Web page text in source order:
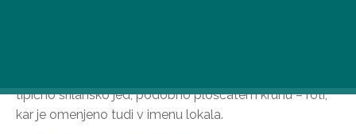
tipično šrilanško jed, podobno ploščatem kruhu – roti,
kar je omenjeno tudi v imenu lokala.